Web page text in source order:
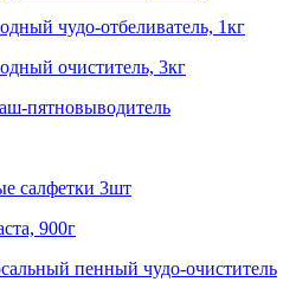
чудо-отбеливатель, 1кг
очиститель, 3кг
пятновыводитель
салфетки 3шт
900г
пенный чудо-очиститель